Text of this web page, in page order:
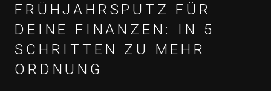
FRÜHJAHRSPUTZ FÜR
DEINE FINANZEN: IN 5
SCHRITTEN ZU MEHR
ORDNUNG